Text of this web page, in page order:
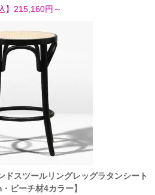
】215,160円～
ドスツールリングレッグラタンシート
・ビーチ材4カラー】